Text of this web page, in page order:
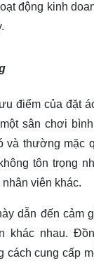
động kinh
điểm của đặt
sân chơi
và thường mặc
tôn trọng
viên khác.
dẫn đến cảm
khác nhau.
cách cung cấp